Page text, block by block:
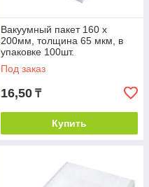
Вакуумный пакет 160 х
200мм, толщина 65 мкм, в
упаковке 100шт.
Под заказ
16,50 ₸
Купить